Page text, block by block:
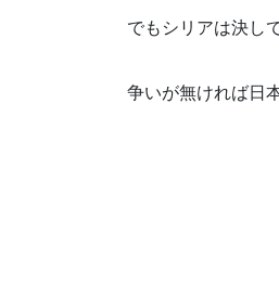
でもシリアは決し
争いが無ければ日